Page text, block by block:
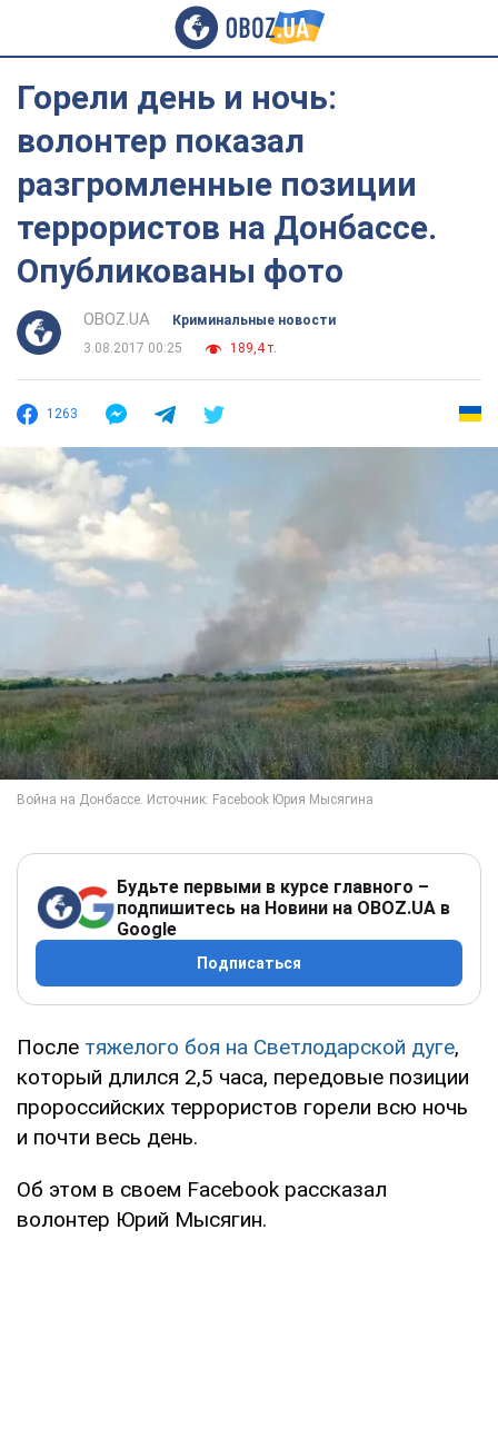
Горели день и ночь:
волонтер показал
разгромленные позиции
террористов на Донбассе.
Опубликованы фото
OBOZ.UA
Криминальные новости
3.08.2017 00:25
189,4 т.
1263
Будьте первыми в курсе главного –
подпишитесь на Новини на OBOZ.UA в
Google
Подписаться
После тяжелого боя на Светлодарской дуге,
который длился 2,5 часа, передовые позиции
пророссийских террористов горели всю ночь
и почти весь день.
Об этом в своем Facebook рассказал
волонтер Юрий Мысягин.